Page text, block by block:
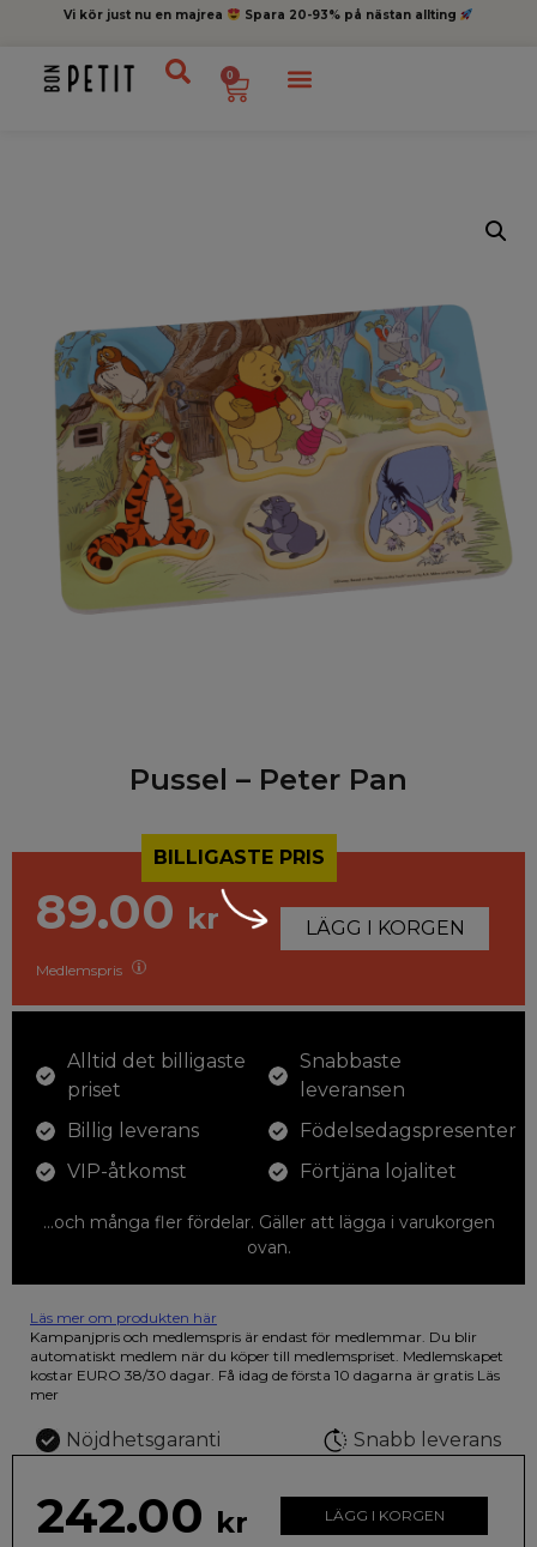
Vi kör just nu en majrea Spara 20-93% på nästan allting
0
Pussel – Peter Pan
BILLIGASTE PRIS
89.00 kr
Medlemspris
LÄGG I KORGEN
Alltid det billigaste
priset
Billig leverans
VIP-åtkomst
Snabbaste
leveransen
Födelsedagspresenter
Förtjäna lojalitet
...och många fler fördelar. Gäller att lägga i varukorgen
ovan.
Läs mer om produkten här
12 färgpennor som du kan färglägga dina teckningar med. På
illustrationen på den vackra askan finns fjärilar i vilda fluorescerande
färger.
Kampanjpris och medlemspris är endast för medlemmar. Du blir
automatiskt medlem när du köper till medlemspriset. Medlemskapet
kostar EURO 38/30 dagar. Få idag de första 10 dagarna är gratis Läs
mer
Nöjdhetsgaranti Snabb leverans
242.00 kr LÄGG I KORGEN